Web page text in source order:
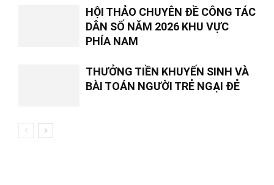
HỘI THẢO CHUYÊN ĐỀ CÔNG TÁC
DÂN SỐ NĂM 2026 KHU VỰC
PHÍA NAM
THƯỞNG TIỀN KHUYẾN SINH VÀ
BÀI TOÁN NGƯỜI TRẺ NGẠI ĐẺ